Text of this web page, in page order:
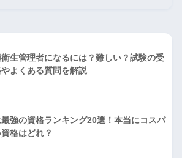
生管理者になるには？難しい？試験の受
よくある質問を解説
強の資格ランキング20選！本当にコスパ
格はどれ？